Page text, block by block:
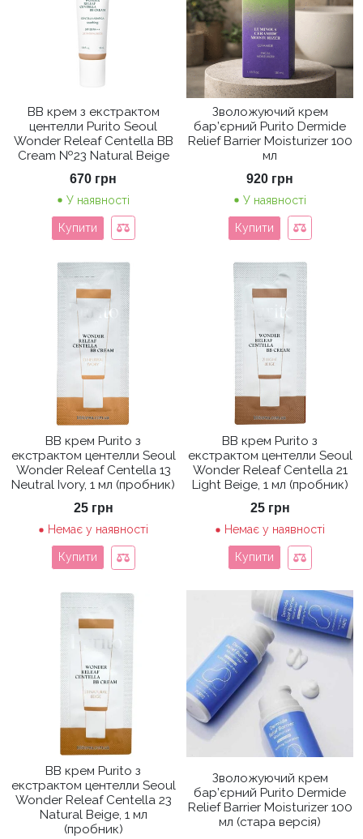
ВВ крем з екстрактом
центелли Purito Seoul
Wonder Releaf Centella BB
Cream №23 Natural Beige
670 грн
У наявності
Купити
Зволожуючий крем
бар’єрний Purito Dermide
Relief Barrier Moisturizer 100
мл
920 грн
У наявності
Купити
ВВ крем Purito з
екстрактом центелли Seoul
Wonder Releaf Centella 13
Neutral Ivory, 1 мл (пробник)
25 грн
Немає у наявності
Купити
ВВ крем Purito з
екстрактом центелли Seoul
Wonder Releaf Centella 21
Light Beige, 1 мл (пробник)
25 грн
Немає у наявності
Купити
ВВ крем Purito з
екстрактом центелли Seoul
Wonder Releaf Centella 23
Natural Beige, 1 мл
(пробник)
Зволожуючий крем
бар’єрний Purito Dermide
Relief Barrier Moisturizer 100
мл (стара версія)